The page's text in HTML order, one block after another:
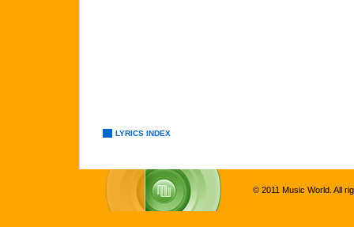
LYRICS INDEX
© 2011 Music World. All